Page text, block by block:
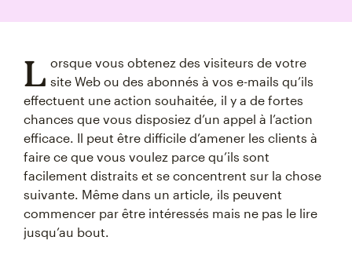
L orsque vous obtenez des visiteurs de votre
site Web ou des abonnés à vos e-mails qu’ils
effectuent une action souhaitée, il y a de fortes
chances que vous disposiez d’un appel à l’action
efficace. Il peut être difficile d’amener les clients à
faire ce que vous voulez parce qu’ils sont
facilement distraits et se concentrent sur la chose
suivante. Même dans un article, ils peuvent
commencer par être intéressés mais ne pas le lire
jusqu’au bout.